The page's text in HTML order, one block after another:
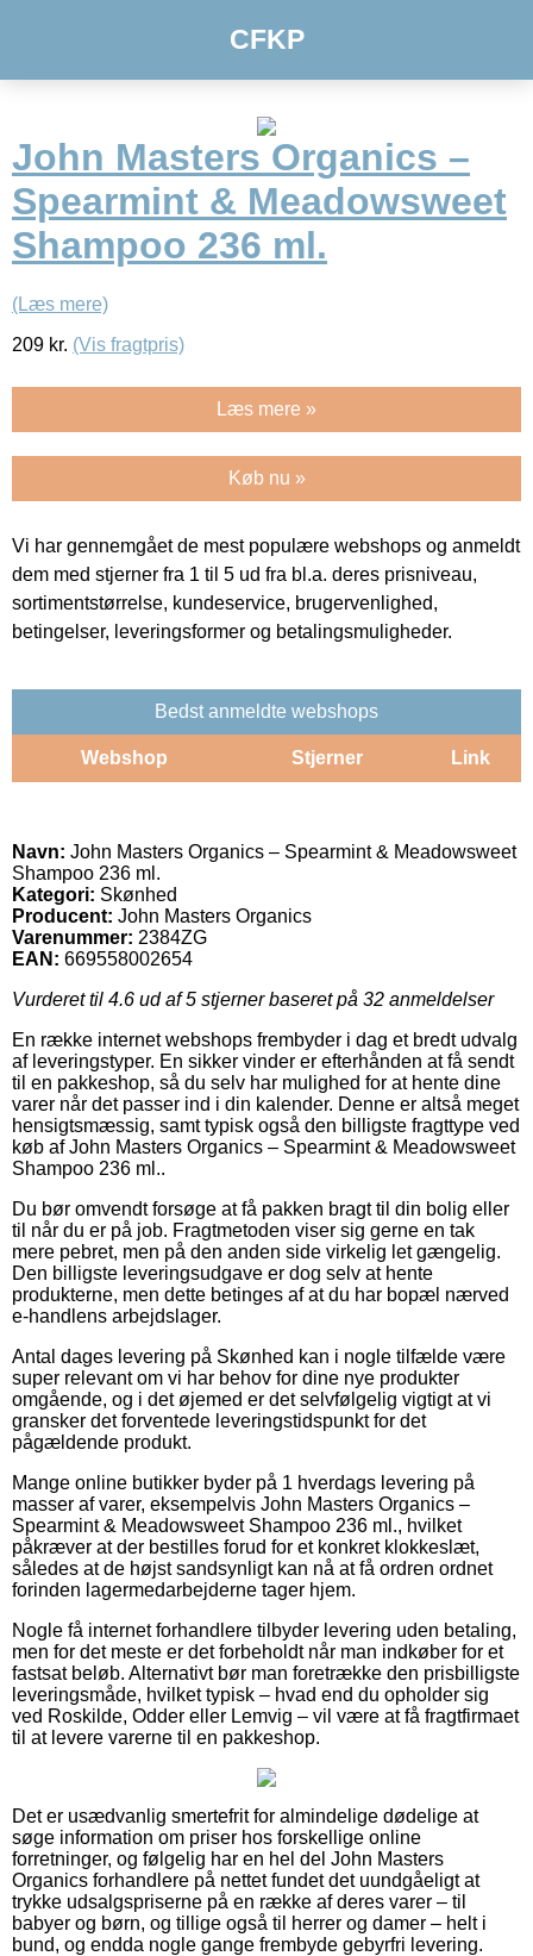
CFKP
John Masters Organics –
Spearmint & Meadowsweet
Shampoo 236 ml.
(Læs mere)
209 kr. (Vis fragtpris)
Læs mere »
Køb nu »
Vi har gennemgået de mest populære webshops og anmeldt
dem med stjerner fra 1 til 5 ud fra bl.a. deres prisniveau,
sortimentstørrelse, kundeservice, brugervenlighed,
betingelser, leveringsformer og betalingsmuligheder.
Bedst anmeldte webshops
Webshop Stjerner Link
Navn: John Masters Organics – Spearmint & Meadowsweet
Shampoo 236 ml.
Kategori: Skønhed
Producent: John Masters Organics
Varenummer: 2384ZG
EAN: 669558002654
Vurderet til 4.6 ud af 5 stjerner baseret på 32 anmeldelser
En række internet webshops frembyder i dag et bredt udvalg
af leveringstyper. En sikker vinder er efterhånden at få sendt
til en pakkeshop, så du selv har mulighed for at hente dine
varer når det passer ind i din kalender. Denne er altså meget
hensigtsmæssig, samt typisk også den billigste fragttype ved
køb af John Masters Organics – Spearmint & Meadowsweet
Shampoo 236 ml..
Du bør omvendt forsøge at få pakken bragt til din bolig eller
til når du er på job. Fragtmetoden viser sig gerne en tak
mere pebret, men på den anden side virkelig let gængelig.
Den billigste leveringsudgave er dog selv at hente
produkterne, men dette betinges af at du har bopæl nærved
e-handlens arbejdslager.
Antal dages levering på Skønhed kan i nogle tilfælde være
super relevant om vi har behov for dine nye produkter
omgående, og i det øjemed er det selvfølgelig vigtigt at vi
gransker det forventede leveringstidspunkt for det
pågældende produkt.
Mange online butikker byder på 1 hverdags levering på
masser af varer, eksempelvis John Masters Organics –
Spearmint & Meadowsweet Shampoo 236 ml., hvilket
påkræver at der bestilles forud for et konkret klokkeslæt,
således at de højst sandsynligt kan nå at få ordren ordnet
forinden lagermedarbejderne tager hjem.
Nogle få internet forhandlere tilbyder levering uden betaling,
men for det meste er det forbeholdt når man indkøber for et
fastsat beløb. Alternativt bør man foretrække den prisbilligste
leveringsmåde, hvilket typisk – hvad end du opholder sig
ved Roskilde, Odder eller Lemvig – vil være at få fragtfirmaet
til at levere varerne til en pakkeshop.
Det er usædvanlig smertefrit for almindelige dødelige at
søge information om priser hos forskellige online
forretninger, og følgelig har en hel del John Masters
Organics forhandlere på nettet fundet det uundgåeligt at
trykke udsalgspriserne på en række af deres varer – til
babyer og børn, og tillige også til herrer og damer – helt i
bund, og endda nogle gange frembyde gebyrfri levering.